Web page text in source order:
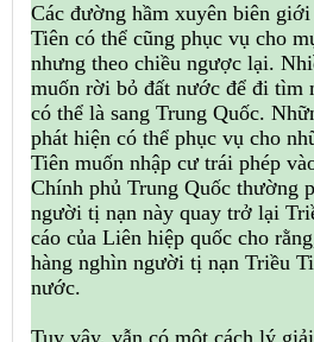
Các đường hầm xuyên biên
Tiên có thể cũng phục vụ cho
nhưng theo chiều ngược lại.
muốn rời bỏ đất nước để đi tìm
có thể là sang Trung Quốc.
phát hiện có thể phục vụ cho
Tiên muốn nhập cư trái phép
Chính phủ Trung Quốc thường
người tị nạn này quay trở lại
cáo của Liên hiệp quốc cho
hàng nghìn người tị nạn Triều
nước.
Tuy vậy, vẫn có một cách lý